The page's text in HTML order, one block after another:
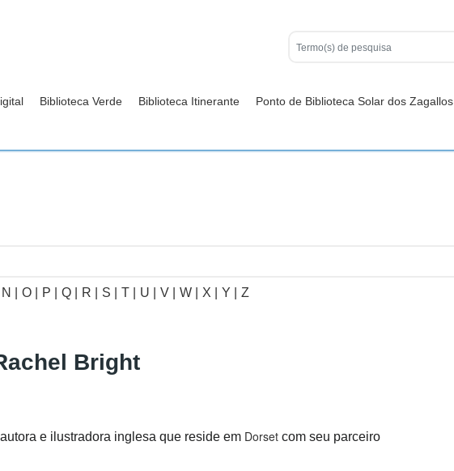
Biblioteca Verde Biblioteca Itinerante Ponto de Biblioteca Solar dos Zagallos
N | O | P | Q | R | S | T | U | V | W | X | Y | Z
Bright
e ilustradora inglesa que reside em Dorsetcom seu parceiro